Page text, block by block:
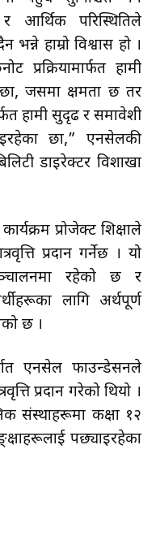
आर्थिक परिस्थितिले
हाम्रो विश्वास हो ।
प्रक्रियामार्फत हामी
छौँ, जसमा क्षमता छ तर
हामी सुदृढ र समावेशी
छौँ,” एनसेलकी
डाइरेक्टर विशाखा
कार्यक्रम प्रोजेक्ट शिक्षाले
प्रदान गर्नेछ । यो
रहेको छ र
लागि अर्थपूर्ण
छ ।
एनसेल फाउन्डेसनले
प्रदान गरेको थियो ।
संस्थाहरूमा कक्षा १२
पछ्याइरहेका